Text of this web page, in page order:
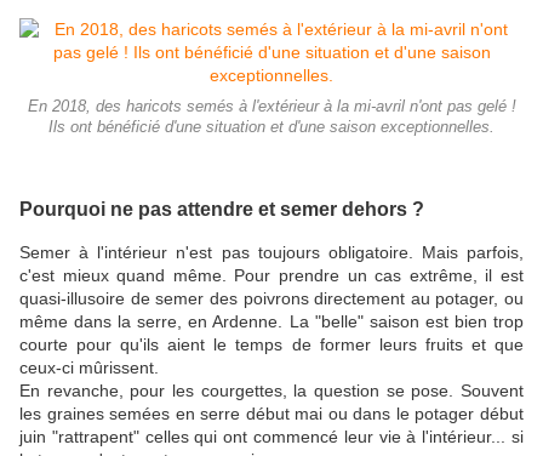
En 2018, des haricots semés à l'extérieur à la mi-avril n'ont pas gelé !
Ils ont bénéficié d'une situation et d'une saison exceptionnelles.
Pourquoi ne pas attendre et semer dehors ?
Semer à l'intérieur n'est pas toujours obligatoire. Mais parfois,
c'est mieux quand même. Pour prendre un cas extrême, il est
quasi-illusoire de semer des poivrons directement au potager, ou
même dans la serre, en Ardenne. La "belle" saison est bien trop
courte pour qu'ils aient le temps de former leurs fruits et que
ceux-ci mûrissent.
En revanche, pour les courgettes, la question se pose. Souvent
les graines semées en serre début mai ou dans le potager début
juin "rattrapent" celles qui ont commencé leur vie à l'intérieur... si